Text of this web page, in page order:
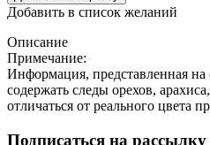
Добавить в список желаний
Описание
Примечание:
Информация, представленная
содержать следы орехов,
отличаться от реального цвета
Подписаться на рассылку